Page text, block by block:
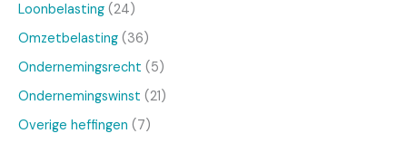
Loonbelasting (24)
Omzetbelasting (36)
Ondernemingsrecht (5)
Ondernemingswinst (21)
Overige heffingen (7)